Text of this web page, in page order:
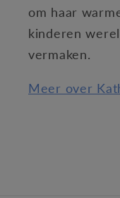
om haar
kinderen
vermaken.
Meer over